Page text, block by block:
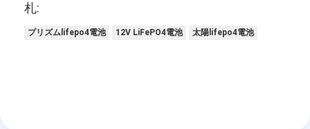
札:
プリズムlifepo4電池 12V LiFePO4電池 太陽lifepo4電池